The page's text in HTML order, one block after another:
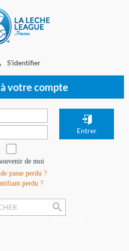
S'identifier
votre compte
de moi
passe perdu ?
perdu ?